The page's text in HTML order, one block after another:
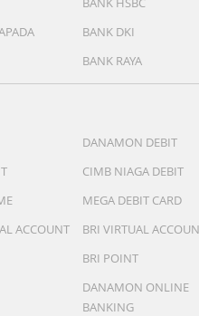
BANK DKI
BANK RAYA
DANAMON DEBIT
CIMB NIAGA DEBIT
MEGA DEBIT CARD
ACCOUNT
BRI VIRTUAL
BRI POINT
DANAMON ONLINE
BANKING